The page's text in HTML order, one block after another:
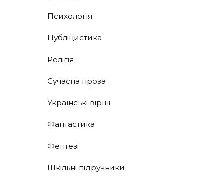
Психологія
Публіцистика
Релігія
Сучасна проза
Українські вірші
Фантастика
Фентезі
Шкільні підручники